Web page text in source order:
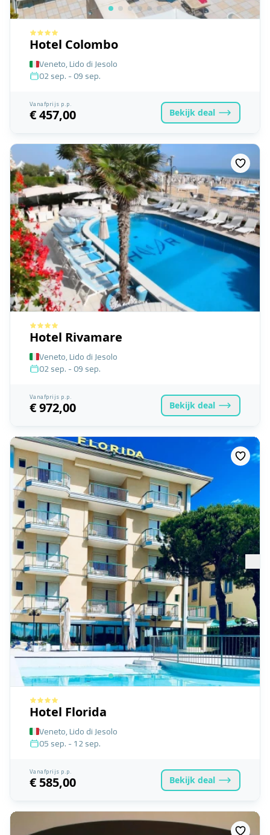
Hotel Colombo
Veneto, Lido di Jesolo
02 sep. - 09 sep.
Vanafprijs p.p.
€ 457,00 Bekijk deal
Hotel Rivamare
Veneto, Lido di Jesolo
02 sep. - 09 sep.
Vanafprijs p.p.
€ 972,00 Bekijk deal
Hotel Florida
Veneto, Lido di Jesolo
05 sep. - 12 sep.
Vanafprijs p.p.
€ 585,00 Bekijk deal